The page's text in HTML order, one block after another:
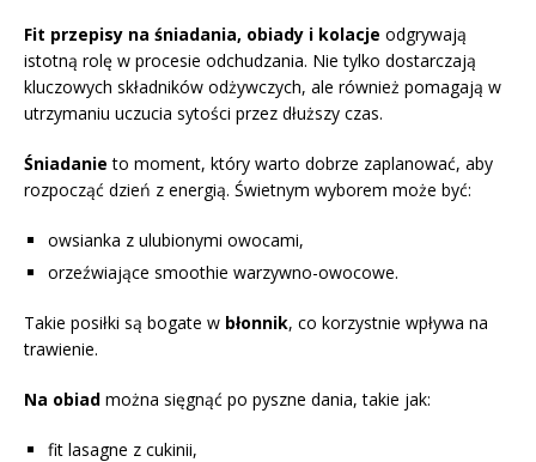
Fit przepisy na śniadania, obiady i kolacje odgrywają
istotną rolę w procesie odchudzania. Nie tylko dostarczają
kluczowych składników odżywczych, ale również pomagają w
utrzymaniu uczucia sytości przez dłuższy czas.
Śniadanie to moment, który warto dobrze zaplanować, aby
rozpocząć dzień z energią. Świetnym wyborem może być:
owsianka z ulubionymi owocami,
orzeźwiające smoothie warzywno-owocowe.
Takie posiłki są bogate w błonnik, co korzystnie wpływa na
trawienie.
Na obiad można sięgnąć po pyszne dania, takie jak:
fit lasagne z cukinii,